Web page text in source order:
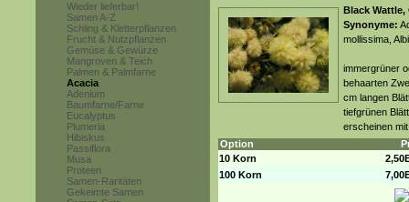
Wieder lieferbar!
Samen A-Z
Schling & Kletterpflanzen
Frucht & Nutzpflanzen
Gemüse & Gewürze
Mangroven & Teich
Palmen & Palmfarne
Acacia
Adenium
Baumfarne/Farne
Eucalyptus
Plumeria
Hibiskus
Passiflora
Musa
Proteen
Samen-Raritäten
Gekeimte Samen
Black Wattle,
Synonyme:
mollissima,
immergrüner
behaarten
cm langen
tiefgrünen
erscheinen
Option
10 Korn
100 Korn